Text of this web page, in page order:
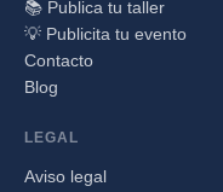
📚 Publica tu taller
💡 Publicita tu evento
Contacto
Blog
LEGAL
Aviso legal